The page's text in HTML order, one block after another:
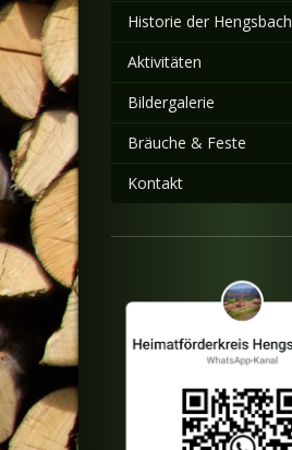
Historie der Hengsbach
Aktivitäten
Bildergalerie
Bräuche & Feste
Kontakt